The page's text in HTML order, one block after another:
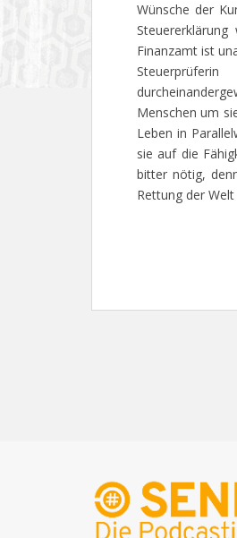
Wünsche der
Finanzamt ist
Menschen um
Leben in
sie auf die
bitter nötig,
Rettung der